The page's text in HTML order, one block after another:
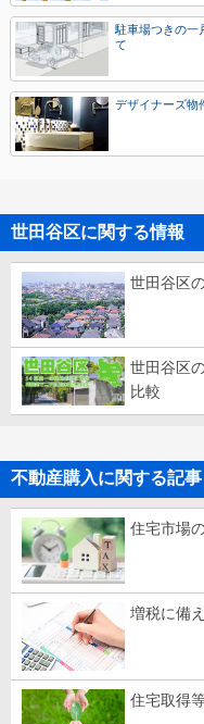
駐車場つきの一
て
デザイナーズ物
世田谷区に関する情報
世田谷区
世田谷区
比較
不動産購入に関する記事
住宅市場
増税に備
住宅取得